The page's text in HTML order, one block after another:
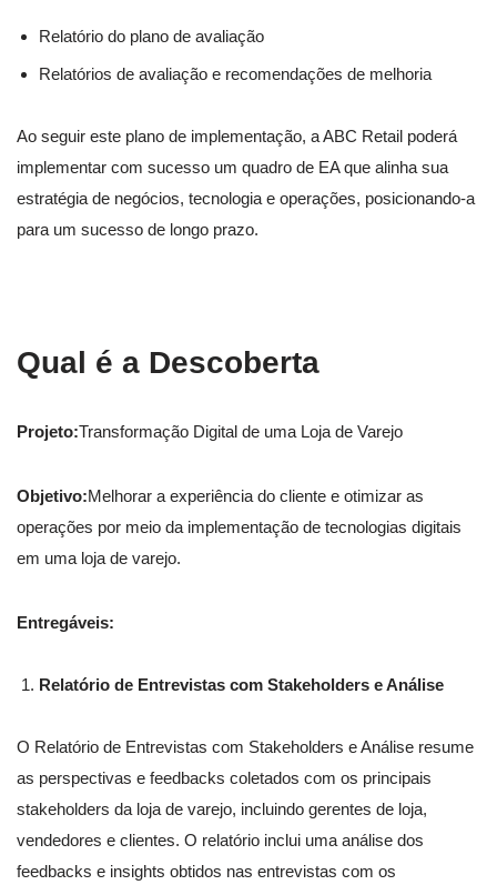
Relatório do plano de avaliação
Relatórios de avaliação e recomendações de melhoria
Ao seguir este plano de implementação, a ABC Retail poderá
implementar com sucesso um quadro de EA que alinha sua
estratégia de negócios, tecnologia e operações, posicionando-a
para um sucesso de longo prazo.
Qual é a Descoberta
Projeto:Transformação Digital de uma Loja de Varejo
Objetivo:Melhorar a experiência do cliente e otimizar as
operações por meio da implementação de tecnologias digitais
em uma loja de varejo.
Entregáveis:
Relatório de Entrevistas com Stakeholders e Análise
O Relatório de Entrevistas com Stakeholders e Análise resume
as perspectivas e feedbacks coletados com os principais
stakeholders da loja de varejo, incluindo gerentes de loja,
vendedores e clientes. O relatório inclui uma análise dos
feedbacks e insights obtidos nas entrevistas com os